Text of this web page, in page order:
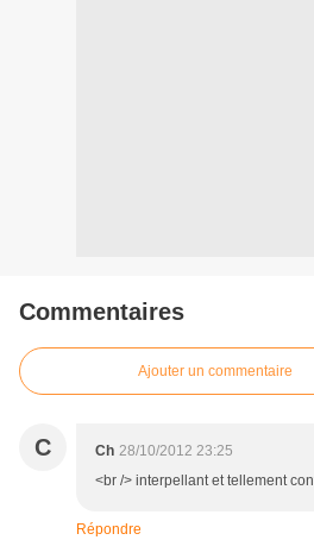
Commentaires
Ajouter un commentaire
C Ch 28/10/2012 23:25
<br /> interpellant et tellement
Répondre